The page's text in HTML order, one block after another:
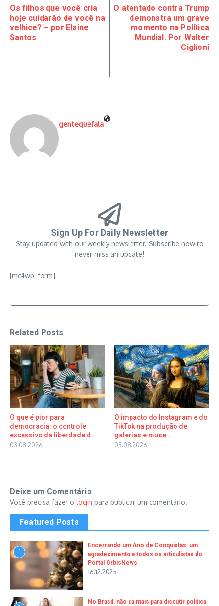
Os filhos que você cria
hoje cuidarão de você na
velhice? – por Elaine
Santos
O atentado contra Trump
demonstra um grave
momento na Política
Mundial. Por Walter
Ciglioni
gentequefala
Sign Up For Daily Newsletter
Stay updated with our weekly newsletter. Subscribe now to
never miss an update!
[mc4wp_form]
Related Posts
O que é pior para
democracia: o controle
excessivo da liberdade d ...
03.08.2026
O impacto do Instagram e do
TikTok na produção de
galerias e muse ...
03.08.2026
Deixe um Comentário
Você precisa fazer o login para publicar um comentário.
Featured Posts
1
Encerrando um Ano de Conquistas: um
agradecimento a todos os articulistas do
Portal OrbisNews
16.12.2025
No Brasil, não dá mais para discutir política